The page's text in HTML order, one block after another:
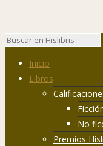
Inicio
Libros
No
Premios